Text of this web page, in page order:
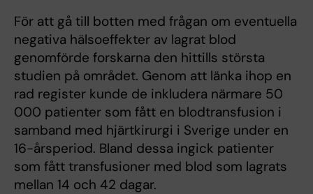
För att gå till botten med frågan om eventuella
negativa hälsoeffekter av lagrat blod
genomförde forskarna den hittills största
studien på området. Genom att länka ihop en
rad register kunde de inkludera närmare 50
000 patienter som fått en blodtransfusion i
samband med hjärtkirurgi i Sverige under en
16-årsperiod. Bland dessa ingick patienter
som fått transfusioner med blod som lagrats
mellan 14 och 42 dagar.